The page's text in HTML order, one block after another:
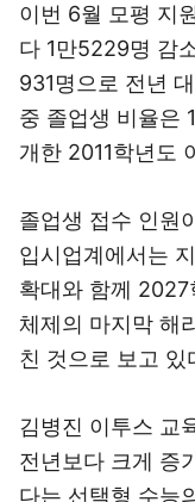
이번 6월 모평 지
다 1만5229명 감
931명으로 전년
중 졸업생 비율은
개한 2011학년도
졸업생 접수 인원
입시업계에서는
확대와 함께 2027
체제의 마지막 해
친 것으로 보고 있
김병진 이투스 교
전년보다 크게 증
다는 선택형 수능